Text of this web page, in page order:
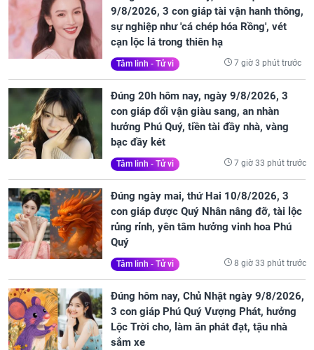
9/8/2026, 3 con giáp tài vận hanh thông,
sự nghiệp như 'cá chép hóa Rồng', vét
cạn lộc lá trong thiên hạ
Tâm linh - Tử vi 7 giờ 3 phút trước
Đúng 20h hôm nay, ngày 9/8/2026, 3
con giáp đổi vận giàu sang, an nhàn
hưởng Phú Quý, tiền tài đầy nhà, vàng
bạc đầy két
Tâm linh - Tử vi 7 giờ 33 phút trước
Đúng ngày mai, thứ Hai 10/8/2026, 3
con giáp được Quý Nhân nâng đỡ, tài lộc
rủng rỉnh, yên tâm hưởng vinh hoa Phú
Quý
Tâm linh - Tử vi 8 giờ 33 phút trước
Đúng hôm nay, Chủ Nhật ngày 9/8/2026,
3 con giáp Phú Quý Vượng Phát, hưởng
Lộc Trời cho, làm ăn phát đạt, tậu nhà
sắm xe